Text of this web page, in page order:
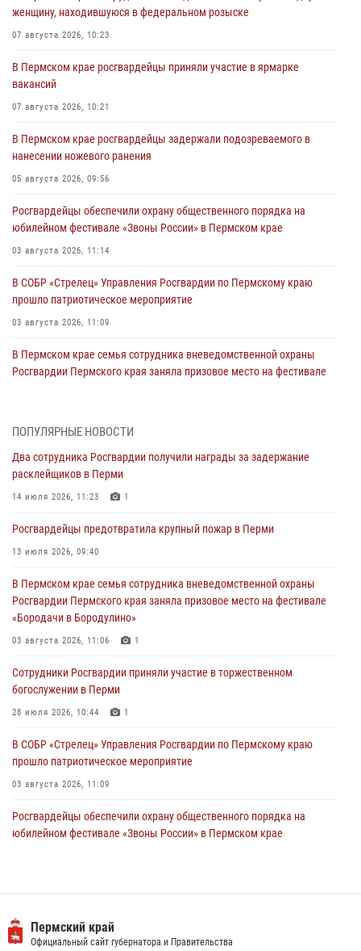
женщину, находившуюся в федеральном розыске
07 августа 2026, 10:23
В Пермском крае росгвардейцы приняли участие в ярмарке
вакансий
07 августа 2026, 10:21
В Пермском крае росгвардейцы задержали подозреваемого в
нанесении ножевого ранения
05 августа 2026, 09:56
Росгвардейцы обеспечили охрану общественного порядка на
юбилейном фестивале «Звоны России» в Пермском крае
03 августа 2026, 11:14
В СОБР «Стрелец» Управления Росгвардии по Пермскому краю
прошло патриотическое мероприятие
03 августа 2026, 11:09
В Пермском крае семья сотрудника вневедомственной охраны
Росгвардии Пермского края заняла призовое место на фестивале
юных спортсменов
03 августа 2026, 10:59
30 июля 2026, 05:19
богослужении в Перми
28 июля 2026, 10:44
Росгвардейцы оказали силовую поддержку при задержании
28 июля 2026, 06:15
ПОПУЛЯРНЫЕ НОВОСТИ
Два сотрудника Росгвардии получили награды за задержание
расклейщиков в Перми
14 июля 2026, 11:23 1
Росгвардейцы предотвратила крупный пожар в Перми
13 июля 2026, 09:40
В Пермском крае семья сотрудника вневедомственной охраны
Росгвардии Пермского края заняла призовое место на фестивале
«Бородачи в Бородулино»
03 августа 2026, 11:06 1
Сотрудники Росгвардии приняли участие в торжественном
богослужении в Перми
28 июля 2026, 10:44 1
В СОБР «Стрелец» Управления Росгвардии по Пермскому краю
прошло патриотическое мероприятие
03 августа 2026, 11:09
Росгвардейцы обеспечили охрану общественного порядка на
юбилейном фестивале «Звоны России» в Пермском крае
ветеринарно-санитарной службы с годовщиной образования
13 июля 2026, 10:43
Пермский край
Официальный сайт губернатора и Правительства